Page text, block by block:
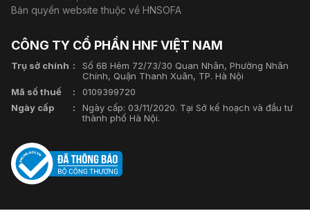
Bản quyền website thuộc về HNSOFA
CÔNG TY CỔ PHẦN HNF VIỆT NAM
Trụ sở chính
Số 6B Hẻm 72/73/30 Quan Nhân, Phường Nhân
Chính, Quận Thanh Xuân, TP. Hà Nội
Mã số thuế
0109399720
Ngày cấp
Ngày cấp: 03/11/2020. Tại Sở kế hoạch và đầu tư
thành phố Hà Nội.